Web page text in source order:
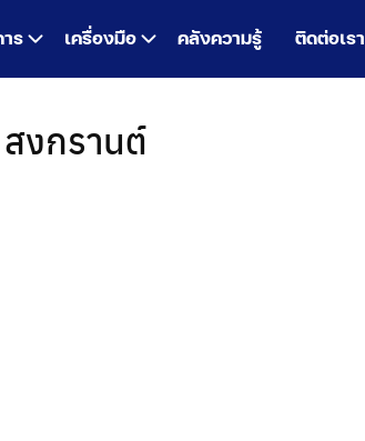
ร เครื่องมือ คลังความรู้ ติดต่อเรา
สงกรานต์